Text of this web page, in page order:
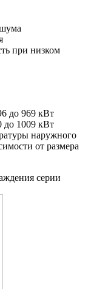
при низком
до 969 кВт
до 1009 кВт
наружного
от размера
серии